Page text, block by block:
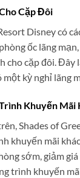
Cặp Đôi
Disney có
ốc lãng
cho cặp đôi.
một kỳ nghỉ lãng
Khuyến Mãi
Shades of
khuyến mãi
sớm, giảm
trình khuyến